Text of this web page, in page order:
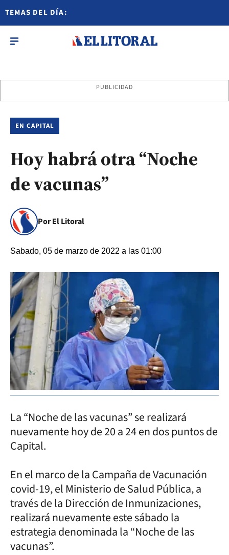
TEMAS DEL DÍA:
PUBLICIDAD
EN CAPITAL
Hoy habrá otra “Noche
de vacunas”
Por El Litoral
Sabado, 05 de marzo de 2022 a las 01:00
La “Noche de las vacunas” se realizará
nuevamente hoy de 20 a 24 en dos puntos de
Capital.
En el marco de la Campaña de Vacunación
covid-19, el Ministerio de Salud Pública, a
través de la Dirección de Inmunizaciones,
realizará nuevamente este sábado la
estrategia denominada la “Noche de las
vacunas”.